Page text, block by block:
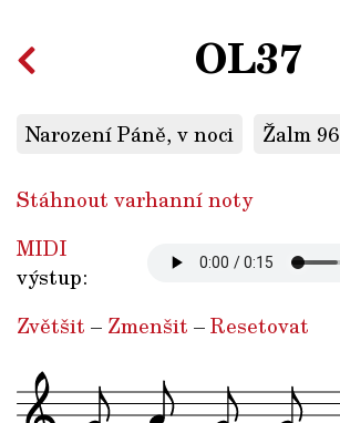
OL37
Narození Páně, v noci Žalm 96
Stáhnout varhanní noty
MIDI
výstup:
Zvětšit – Zmenšit –Resetovat